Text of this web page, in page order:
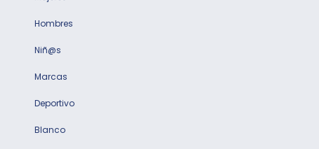
Hombres
Niñ@s
Marcas
Deportivo
Blanco